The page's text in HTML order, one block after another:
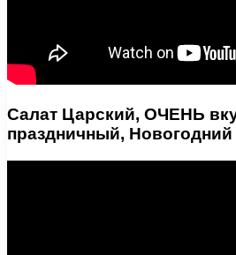
Салат Царский, ОЧЕНЬ
праздничный, Новогодний